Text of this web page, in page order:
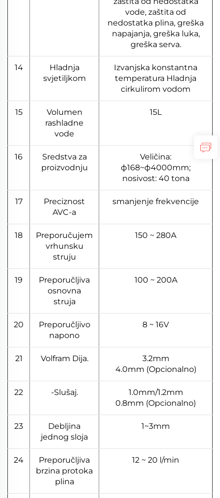
vode, zaštita od
nedostatka plina, greška
napajanja, greška luka,
greška serva.
14
Hladnja
svjetiljkom
Izvanjska konstantna
temperatura Hladnja
cirkulirom vodom
15
Volumen
rashladne
vode
15L
16
Sredstva za
proizvodnju
Veličina:
ф168~ф4000mm;
nosivost: 40 tona
17
Preciznost
AVC-a
smanjenje frekvencije
18
Preporučujem
vrhunsku
struju
150 ~ 280A
19
Preporučljiva
osnovna
struja
100 ~ 200A
20
Preporučljivo
napono
8 ~ 16V
21 Volfram Dija.
3.2mm
4.0mm (Opcionalno)
22 -Slušaj.
1.0mm/1.2mm
0.8mm (Opcionalno)
23
Debljina
jednog sloja
1~3mm
24
Preporučljiva
brzina protoka
plina
12 ~ 20 l/min